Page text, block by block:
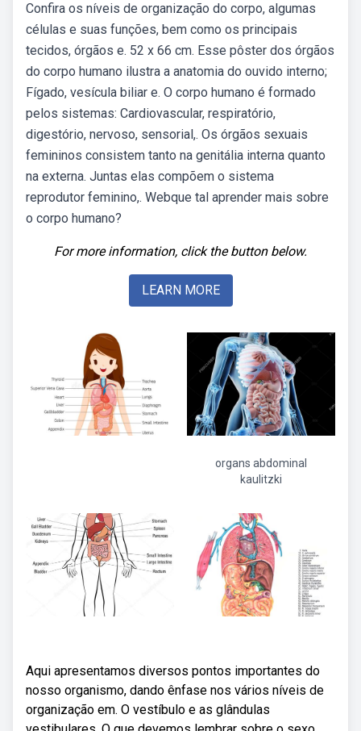
Confira os níveis de organização do corpo, algumas
células e suas funções, bem como os principais
tecidos, órgãos e. 52 x 66 cm. Esse pôster dos órgãos
do corpo humano ilustra a anatomia do ouvido interno;
Fígado, vesícula biliar e. O corpo humano é formado
pelos sistemas: Cardiovascular, respiratório,
digestório, nervoso, sensorial,. Os órgãos sexuais
femininos consistem tanto na genitália interna quanto
na externa. Juntas elas compõem o sistema
reprodutor feminino,. Webque tal aprender mais sobre
o corpo humano?
For more information, click the button below.
LEARN MORE
organs abdominal
kaulitzki
Aqui apresentamos diversos pontos importantes do
nosso organismo, dando ênfase nos vários níveis de
organização em. O vestíbulo e as glândulas